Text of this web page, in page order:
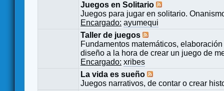
Juegos en Solitario
Juegos para jugar en solitario.
Encargado: ayumequi
Taller de juegos
Fundamentos matemáticos,
diseño a la hora de crear un juego de
Encargado: xribes
La vida es sueño
Juegos narrativos, de contar o crear